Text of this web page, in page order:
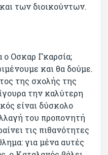
των διοικούντων.
ο Οσκαρ Γκαρσία;
και θα δούμε.
της σχολής της
την καλύτερη
είναι δύσκολο
του προπονητή
τις πιθανότητες
για μένα αυτές